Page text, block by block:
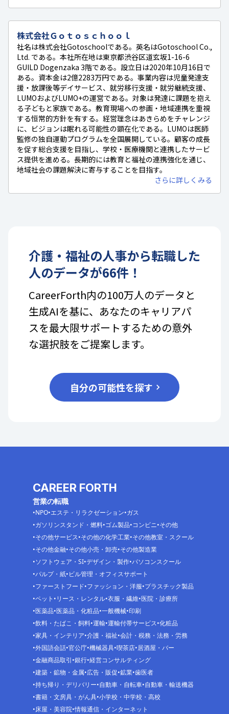
株式会社Ｇｏｔｏｓｃｈｏｏｌ
社名は株式会社Gotoschoolである。英名はGotoschool Co.,
Ltd. である。本社所在地は東京都渋谷区道玄坂1-16-6
GUILD Dogenzaka 3階である。設立日は2020年10月16日で
ある。資本金は2億2283万円である。事業内容は児童発達支
援・放課後等デイサービス、就労移行支援・就労継続支援、
LUMOおよびLUMO+の運営である。対象は発達に課題を抱え
る子どもと家族である。教育現場への参画・地域連携を重視
する恒常的方針を有する。経営理念はあきらめをチャレンジ
に、ビジョンは眠れる可能性の顕在化である。LUMOは医師
監修の独自運動プログラムを全国展開している。顧客の成長
を促す総合支援を目指し、学校・医療機関と連携したサービ
ス提供を進める。長期的には教育と福祉の連携強化を通じ、
地域社会の課題解決に寄与することを目指す。
さらに詳しくみる
介護・福祉の人事から転職した
人のデータが66件！
CareerForth内の100万人のデータと
生成AIを基に、あなたのキャリアパ
スを最大限サポートするための意外
な選択肢をご提案します。
自分の可能性を探す
CAREER FORTH
営業の転職
NPO エステ・リラクゼーション ガス
ガソリンスタンド・燃料 ゴム製品 コンビニ その他
その他サービス その他の化学工業 その他教室・スクール
その他金融 その他小売・卸売 その他製造業
ソフトウェア・SI デザイン・製作 パソコンスクール
パルプ・紙 ビル管理・オフィスサポート
ファーストフード ファッション・洋服 プラスチック製品
ペット リース・レンタル 衣服・繊維 医院・診療所
医薬品 医薬品・化粧品 一般機械 印刷
飲料・たばこ・飼料 運輸 運輸付帯サービス 化粧品
家具・インテリア 介護・福祉 会計・税務・法務・労務
外国語会話 官公庁 機械器具 喫茶店 居酒屋・バー
金融商品取引 銀行 経営コンサルティング
建築・鉱物・金属 広告・販促 鉱業 歯医者
持ち帰り・デリバリー 自動車・自転車 自動車・輸送機器
書籍・文房具・がん具 小学校・中学校・高校
床屋・美容院 情報通信・インターネット